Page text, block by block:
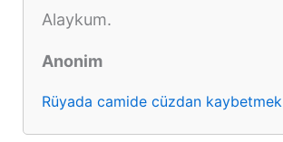
Alaykum.
Anonim
Rüyada camide cüzdan kaybetmek